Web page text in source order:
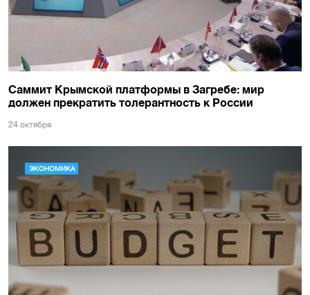
Саммит Крымской платформы в Загребе: мир
должен прекратить толерантность к России
24 октября
ЭКОНОМИКА